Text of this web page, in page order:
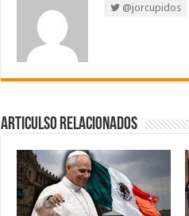
@jorcupidos
Articulso Relacionados